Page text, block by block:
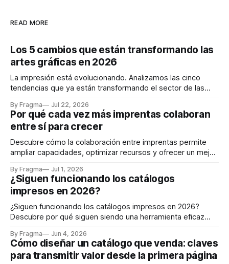
READ MORE
Los 5 cambios que están transformando las
artes gráficas en 2026
La impresión está evolucionando. Analizamos las cinco
tendencias que ya están transformando el sector de las
By Fragma Jul 22, 2026
Por qué cada vez más imprentas colaboran
entre sí para crecer
Descubre cómo la colaboración entre imprentas permite
ampliar capacidades, optimizar recursos y ofrecer un mejor
By Fragma Jul 1, 2026
¿Siguen funcionando los catálogos
impresos en 2026?
¿Siguen funcionando los catálogos impresos en 2026?
Descubre por qué siguen siendo una herramienta eficaz
By Fragma Jun 4, 2026
Cómo diseñar un catálogo que venda: claves
para transmitir valor desde la primera página